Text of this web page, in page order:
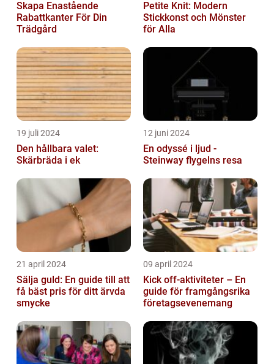
Skapa Enastående
Rabattkanter För Din
Trädgård
Petite Knit: Modern
Stickkonst och Mönster
för Alla
19 juli 2024
Den hållbara valet:
Skärbräda i ek
12 juni 2024
En odyssé i ljud -
Steinway flygelns resa
21 april 2024
Sälja guld: En guide till att
få bäst pris för ditt ärvda
smycke
09 april 2024
Kick off-aktiviteter – En
guide för framgångsrika
företagsevenemang